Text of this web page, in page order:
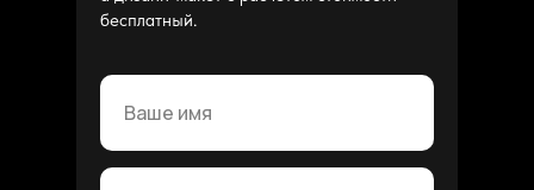
бесплатный.